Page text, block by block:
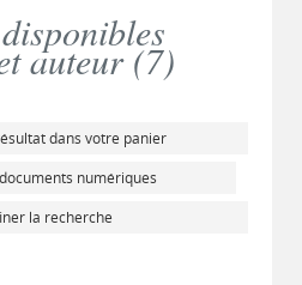
auteur (7)
dans votre panier
numériques
la recherche